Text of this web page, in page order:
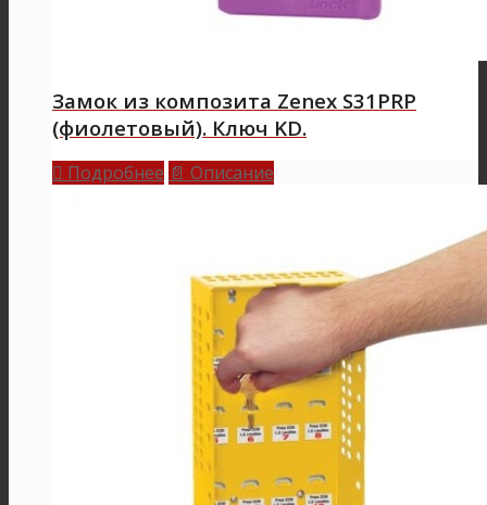
Замок из композита Zenex S31PRP
(фиолетовый). Ключ KD.
 Подробнее 📄 Описание